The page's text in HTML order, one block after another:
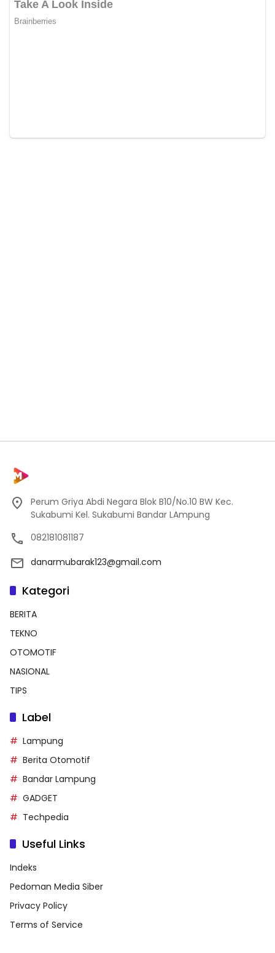
Perum Griya Abdi Negara Blok B10/No.10 BW Kec.
Sukabumi Kel. Sukabumi Bandar LAmpung
082181081187
danarmubarak123@gmail.com
Kategori
BERITA
TEKNO
OTOMOTIF
NASIONAL
TIPS
Label
Lampung
Berita Otomotif
Bandar Lampung
GADGET
Techpedia
Useful Links
Indeks
Pedoman Media Siber
Privacy Policy
Terms of Service